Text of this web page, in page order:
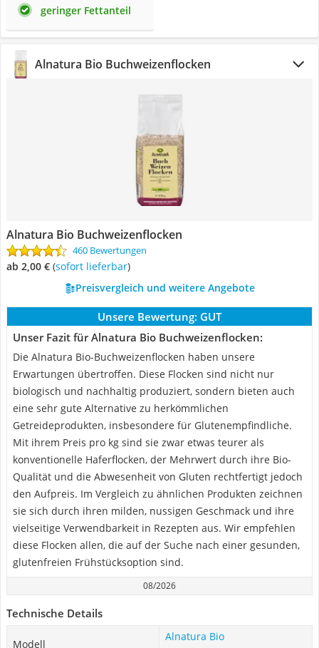
geringer Fettanteil
Alnatura Bio Buchweizenflocken
Alnatura Bio Buchweizenflocken
460 Bewertungen
ab 2,00 € ( Sofort lieferbar)
Preisvergleich und weitere Angebote
Unsere Bewertung: GUT
Unser Fazit für Alnatura Bio Buchweizenflocken:
Die Alnatura Bio-Buchweizenflocken haben unsere
Erwartungen übertroffen. Diese Flocken sind nicht nur
biologisch und nachhaltig produziert, sondern bieten auch
eine sehr gute Alternative zu herkömmlichen
Getreideprodukten, insbesondere für Glutenempfindliche.
Mit ihrem Preis pro kg sind sie zwar etwas teurer als
konventionelle Haferflocken, der Mehrwert durch ihre Bio-
Qualität und die Abwesenheit von Gluten rechtfertigt jedoch
den Aufpreis. Im Vergleich zu ähnlichen Produkten zeichnen
sie sich durch ihren milden, nussigen Geschmack und ihre
vielseitige Verwendbarkeit in Rezepten aus. Wir empfehlen
diese Flocken allen, die auf der Suche nach einer gesunden,
glutenfreien Frühstücksoption sind.
08/2026
Technische Details
Modell
Alnatura Bio